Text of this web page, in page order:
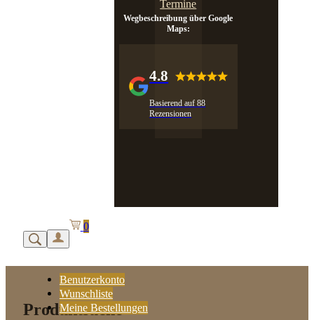
Termine
Wegbeschreibung über Google
Maps:
4.8
Basierend auf 88
Rezensionen
Benutzerkonto
Wunschliste
Meine Bestellungen
0
Produktsuche